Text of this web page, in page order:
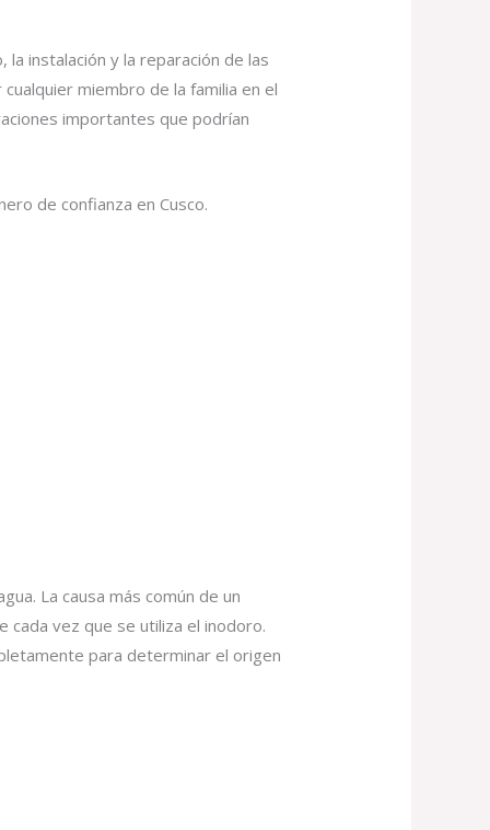
instalación y la reparación de las
miembro de la familia en el
importantes que podrían
de confianza en Cusco.
La causa más común de un
vez que se utiliza el inodoro.
para determinar el origen